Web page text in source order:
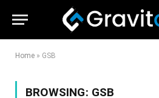
Home » GSB
BROWSING: GSB